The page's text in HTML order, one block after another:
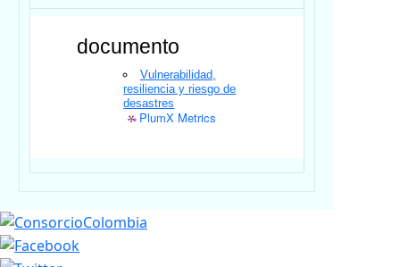
documento
Vulnerabilidad,
resiliencia y riesgo de
desastres
PlumX Metrics